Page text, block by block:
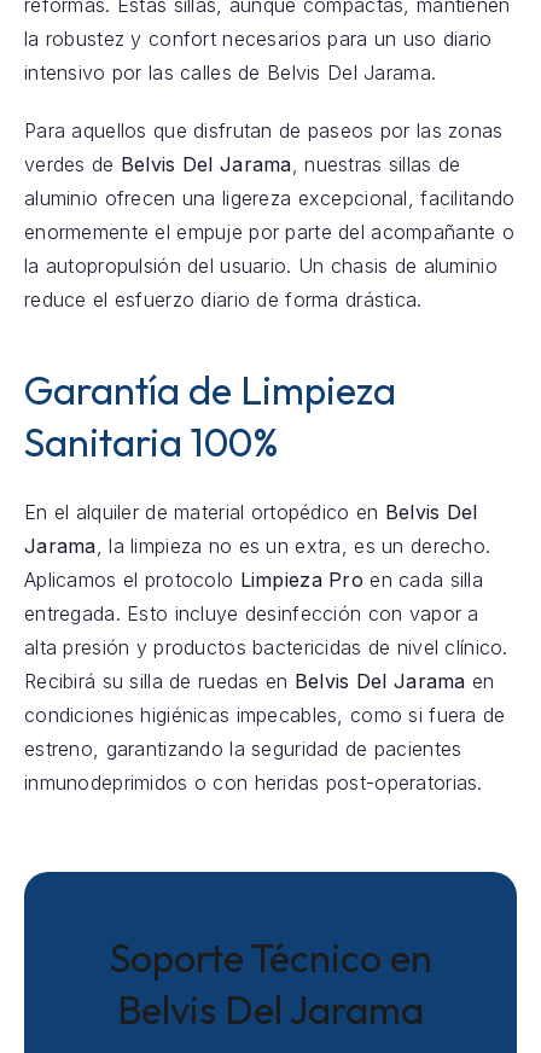
la robustez y confort necesarios para un uso diario
intensivo por las calles de Belvis Del Jarama.
Para aquellos que disfrutan de paseos por las zonas
verdes de Belvis Del Jarama , nuestras sillas de
aluminio ofrecen una ligereza excepcional, facilitando
enormemente el empuje por parte del acompañante o
la autopropulsión del usuario. Un chasis de aluminio
reduce el esfuerzo diario de forma drástica.
Garantía de Limpieza
Sanitaria 100%
En el alquiler de material ortopédico en Belvis Del
Jarama, la limpieza no es un extra, es un derecho.
Aplicamos el protocolo Limpieza Pro en cada silla
entregada. Esto incluye desinfección con vapor a
alta presión y productos bactericidas de nivel clínico.
Recibirá su silla de ruedas en Belvis Del Jarama en
condiciones higiénicas impecables, como si fuera de
estreno, garantizando la seguridad de pacientes
inmunodeprimidos o con heridas post-operatorias.
Soporte Técnico en
Belvis Del Jarama